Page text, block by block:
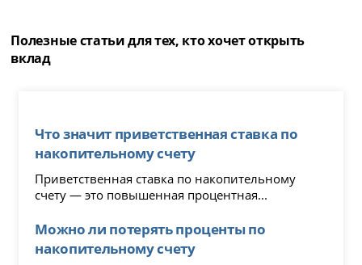
Полезные статьи для тех, кто хочет открыть
вклад
Что значит приветственная ставка по
накопительному счету
Приветственная ставка по накопительному
счету — это повышенная процентная...
Можно ли потерять проценты по
накопительному счету